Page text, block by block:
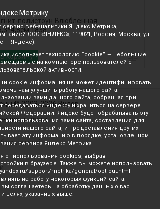
полистоун Влюбленная
1838
В корзину
© 2003-2026 Вилор
Метрику
сервис веб-аналитики Яндекс Метрика,
ООО «ЯНДЕКС», 119021, Россия, Москва, ул.
— Яндекс).
использует технологию “cookie” — небольшие
на компьютере пользователей с
активности.
cookie информация не может идентифицировать
нам улучшить работу нашего сайта.
вами данного сайта, собранная при
Яндексу и храниться на сервере
Федерации. Яндекс будет обрабатывать эту
использования вами сайта, составления для
нашего сайта, и предоставления других
эту информацию в порядке, установленном
сервиса Яндекс Метрика.
от использования cookies, выбрав
в браузере. Также вы можете использовать
support/metrika/general/opt-out.html
на работу некоторых функций сайта.
вы соглашаетесь на обработку данных о вас
целях, указанных выше.